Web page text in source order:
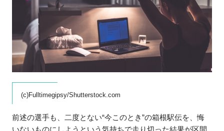
(c)Fulltimegipsy/Shutterstock.com
前述の選手も、二度とない“今このとき”の箱根駅伝を、悔
いないものにしようという気持ちで走り切った結果が区間